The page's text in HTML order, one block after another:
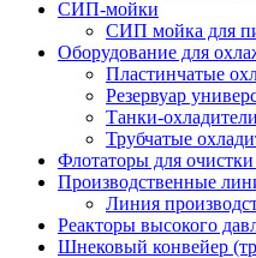
СИП-мойки
СИП мойка для
Оборудование для
Пластинчатые
Резервуар
Танки-
Трубчатые
Флотаторы для
Производственные
Линия
Реакторы высокого
Шнековый конвейер